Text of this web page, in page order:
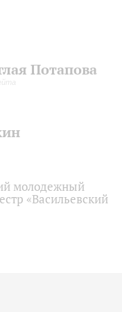
Потапова
молодежный
«Васильевский